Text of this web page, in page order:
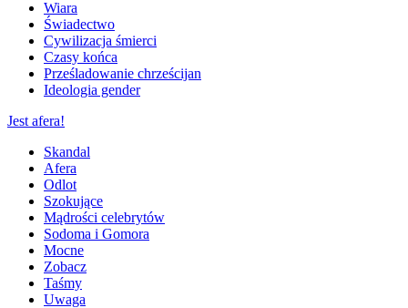
Wiara
Świadectwo
Cywilizacja śmierci
Czasy końca
Prześladowanie chrześcijan
Ideologia gender
Jest afera!
Skandal
Afera
Odlot
Szokujące
Mądrości celebrytów
Sodoma i Gomora
Mocne
Zobacz
Taśmy
Uwaga